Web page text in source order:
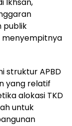
Ikhsan,
publik
struktur APBD
yang relatif
alokasi TKD
untuk